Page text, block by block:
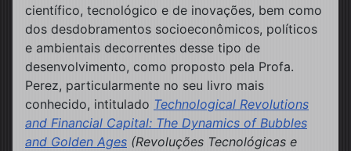
científico, tecnológico e de inovações, bem como
dos desdobramentos socioeconômicos, políticos
e ambientais decorrentes desse tipo de
desenvolvimento, como proposto pela Profa.
Perez, particularmente no seu livro mais
conhecido, intitulado Technological Revolutions
and Financial Capital: The Dynamics of Bubbles
and Golden Ages (Revoluções Tecnológicas e